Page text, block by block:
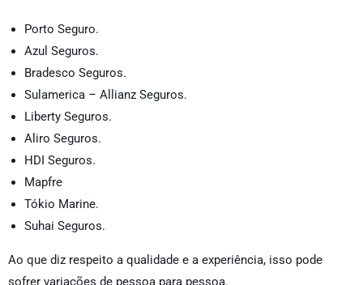
Porto Seguro.
Azul Seguros.
Bradesco Seguros.
Sulamerica – Allianz Seguros.
Liberty Seguros.
Aliro Seguros.
HDI Seguros.
Mapfre
Tókio Marine.
Suhai Seguros.
Ao que diz respeito a qualidade e a experiência, isso pode
sofrer variações de pessoa para pessoa.